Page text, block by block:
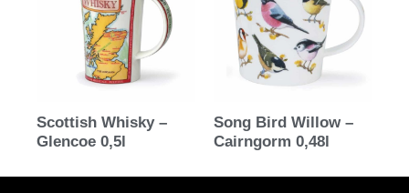
Scottish Whisky –
Glencoe 0,5l
Song Bird Willow –
Cairngorm 0,48l